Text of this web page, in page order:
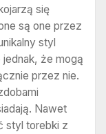
się
są one przez
styl
że mogą
przez nie.
Nawet
styl torebki z